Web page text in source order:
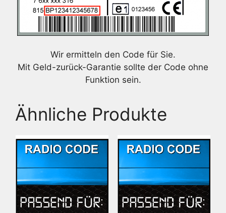
Wir ermitteln den Code für Sie.
Mit Geld-zurück-Garantie sollte der Code ohne
Funktion sein.
Ähnliche Produkte